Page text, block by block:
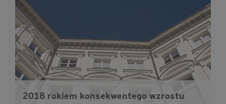
2018 rokiem konsekwentego wzrostu